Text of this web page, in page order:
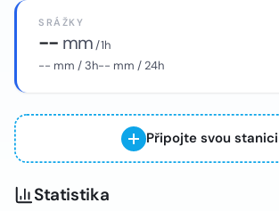
SRÁŽKY
-- mm/ 1h
-- mm / 3h-- mm / 24h
Připojte svou stanici
Statistika